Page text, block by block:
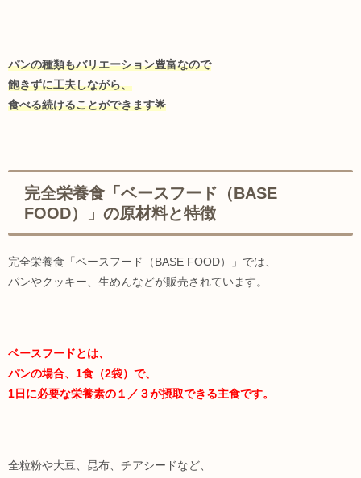
パンの種類もバリエーション豊富なので
飽きずに工夫しながら、
食べる続けることができます🌟
完全栄養食「ベースフード（BASE
FOOD）」の原材料と特徴
完全栄養食「ベースフード（BASE FOOD）」では、
パンやクッキー、生めんなどが販売されています。
ベースフードとは、
パンの場合、1食（2袋）で、
1日に必要な栄養素の１／３が摂取できる主食です。
全粒粉や大豆、昆布、チアシードなど、